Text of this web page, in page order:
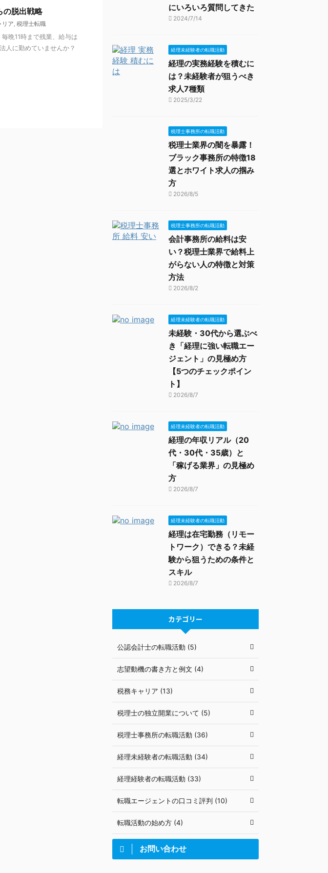
の脱出戦略
リア, 税理士転職
晩11時まで残業、給与は
人に勤めていませんか？
にいろいろ質問してきた
2024/7/14
経理未経験者の転職活動
経理の実務経験を積むに
は？未経験者が狙うべき
求人7種類
2025/3/22
税理士事務所の転職活動
税理士業界の闇を暴露！
ブラック事務所の特徴18
選とホワイト求人の掴み
方
2026/8/5
税理士事務所の転職活動
会計事務所の給料は安
い？税理士業界で給料上
がらない人の特徴と対策
方法
2026/8/2
経理未経験者の転職活動
未経験・30代から選ぶべ
き「経理に強い転職エー
ジェント」の見極め方
【5つのチェックポイン
ト】
2026/8/7
経理未経験者の転職活動
経理の年収リアル（20
代・30代・35歳）と
「稼げる業界」の見極め
方
2026/8/7
経理未経験者の転職活動
経理は在宅勤務（リモー
トワーク）できる？未経
験から狙うための条件と
スキル
2026/8/7
カテゴリー
公認会計士の転職活動 (5)
志望動機の書き方と例文 (4)
税務キャリア (13)
税理士の独立開業について (5)
税理士事務所の転職活動 (36)
経理未経験者の転職活動 (34)
経理経験者の転職活動 (33)
転職エージェントの口コミ評判 (10)
転職活動の始め方 (4)
お問い合わせ